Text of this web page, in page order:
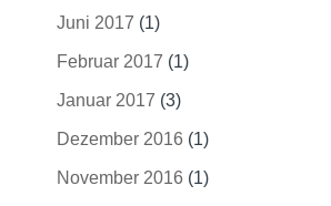
Juni 2017 (1)
Februar 2017 (1)
Januar 2017 (3)
Dezember 2016 (1)
November 2016 (1)